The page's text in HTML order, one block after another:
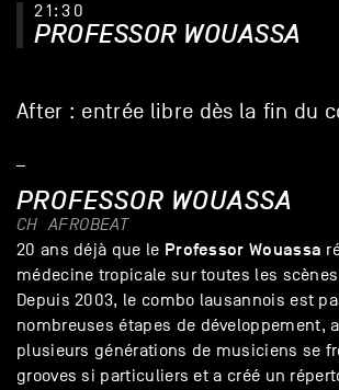
21:30
PROFESSOR WOUASSA
After : entrée libre dès la fin du
PROFESSOR WOUASSA
CH AFROBEAT
20 ans déjà que le Professor Wouassa
médecine tropicale sur toutes les
Depuis 2003, le combo lausannois est
nombreuses étapes de développement,
plusieurs générations de musiciens se
grooves si particuliers et a créé un